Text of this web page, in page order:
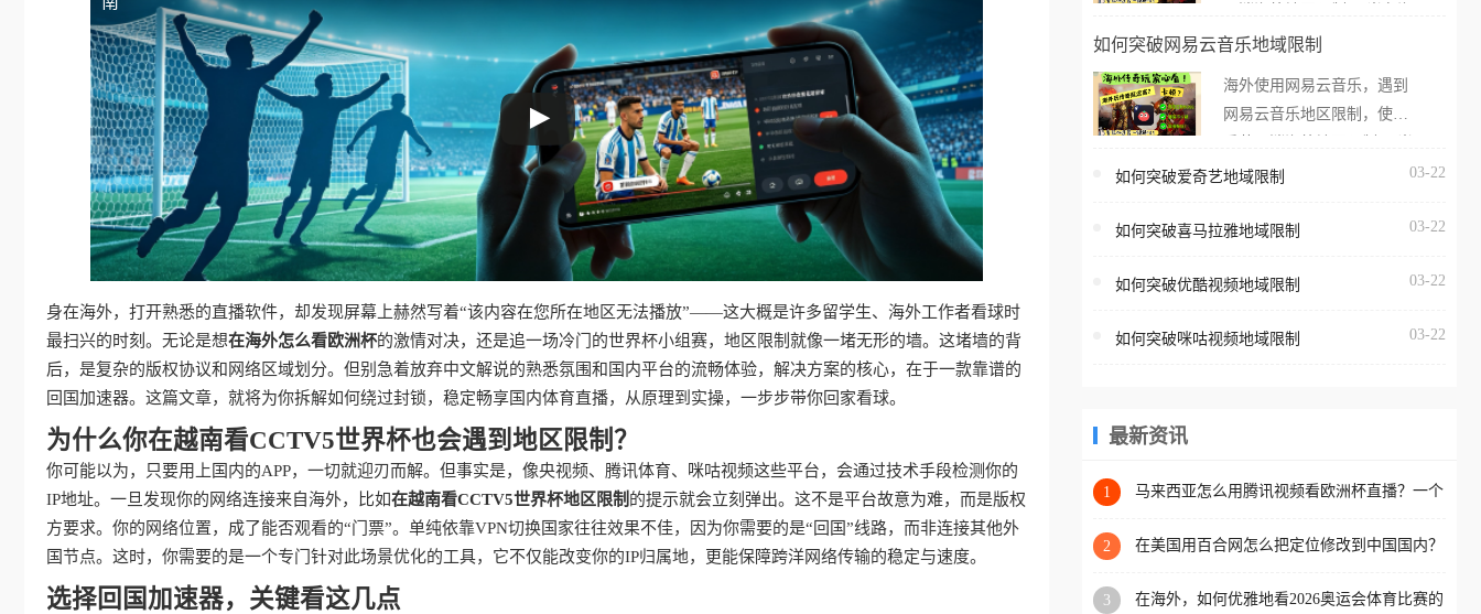
身在海外，打开熟悉的直播软件，却发现屏幕上赫然写着“该内容在您所在地区无法播放”——这大概是许多留学生、海外工作者看球时
最扫兴的时刻。无论是想在海外怎么看欧洲杯的激情对决，还是追一场冷门的世界杯小组赛，地区限制就像一堵无形的墙。这堵墙的背
后，是复杂的版权协议和网络区域划分。但别急着放弃中文解说的熟悉氛围和国内平台的流畅体验，解决方案的核心，在于一款靠谱的
回国加速器。这篇文章，就将为你拆解如何绕过封锁，稳定畅享国内体育直播，从原理到实操，一步步带你回家看球。
为什么你在越南看CCTV5世界杯也会遇到地区限制？
你可能以为，只要用上国内的APP，一切就迎刃而解。但事实是，像央视频、腾讯体育、咪咕视频这些平台，会通过技术手段检测你的
IP地址。一旦发现你的网络连接来自海外，比如在越南看CCTV5世界杯地区限制 的提示就会立刻弹出。这不是平台故意为难，而是版权
方要求。你的网络位置，成了能否观看的“门票”。单纯依靠VPN切换国家往往效果不佳，因为你需要的是“回国”线路，而非连接其他外
国节点。这时，你需要的是一个专门针对此场景优化的工具，它不仅能改变你的IP归属地，更能保障跨洋网络传输的稳定与速度。
选择回国加速器，关键看这几点
外打开腾讯视频，却突然弹
地区无法播放”的提示语。
海外用户如香港、澳门、台
亚、欧洲等国家和地区时，
台一样，出现地区及版权限
地区播放。 遇到这个问题的
区工作、留学、定居等，都
权限制所困扰。
如何突破网易云音乐地域限制
海外使用网易云音乐，遇到
网易云音乐地区限制，使用
在海外打开网易云音乐，却
所在的地区无法播放”的提示
门、台湾、美国、加拿大、
区时，网易云音乐也会像其
回国加速器，即可解决「海
版权限制」的问题，无论人
国、加拿大、澳大利亚、欧
如何突破爱奇艺地域限制 03-22
如何突破喜马拉雅地域限制 03-22
如何突破优酷视频地域限制 03-22
如何突破咪咕视频地域限制 03-22
最新资讯
1
马来西亚怎么用腾讯视频看欧洲杯直播？一个
2
在美国用百合网怎么把定位修改到中国国内？
3
在海外，如何优雅地看2026奥运会体育比赛的